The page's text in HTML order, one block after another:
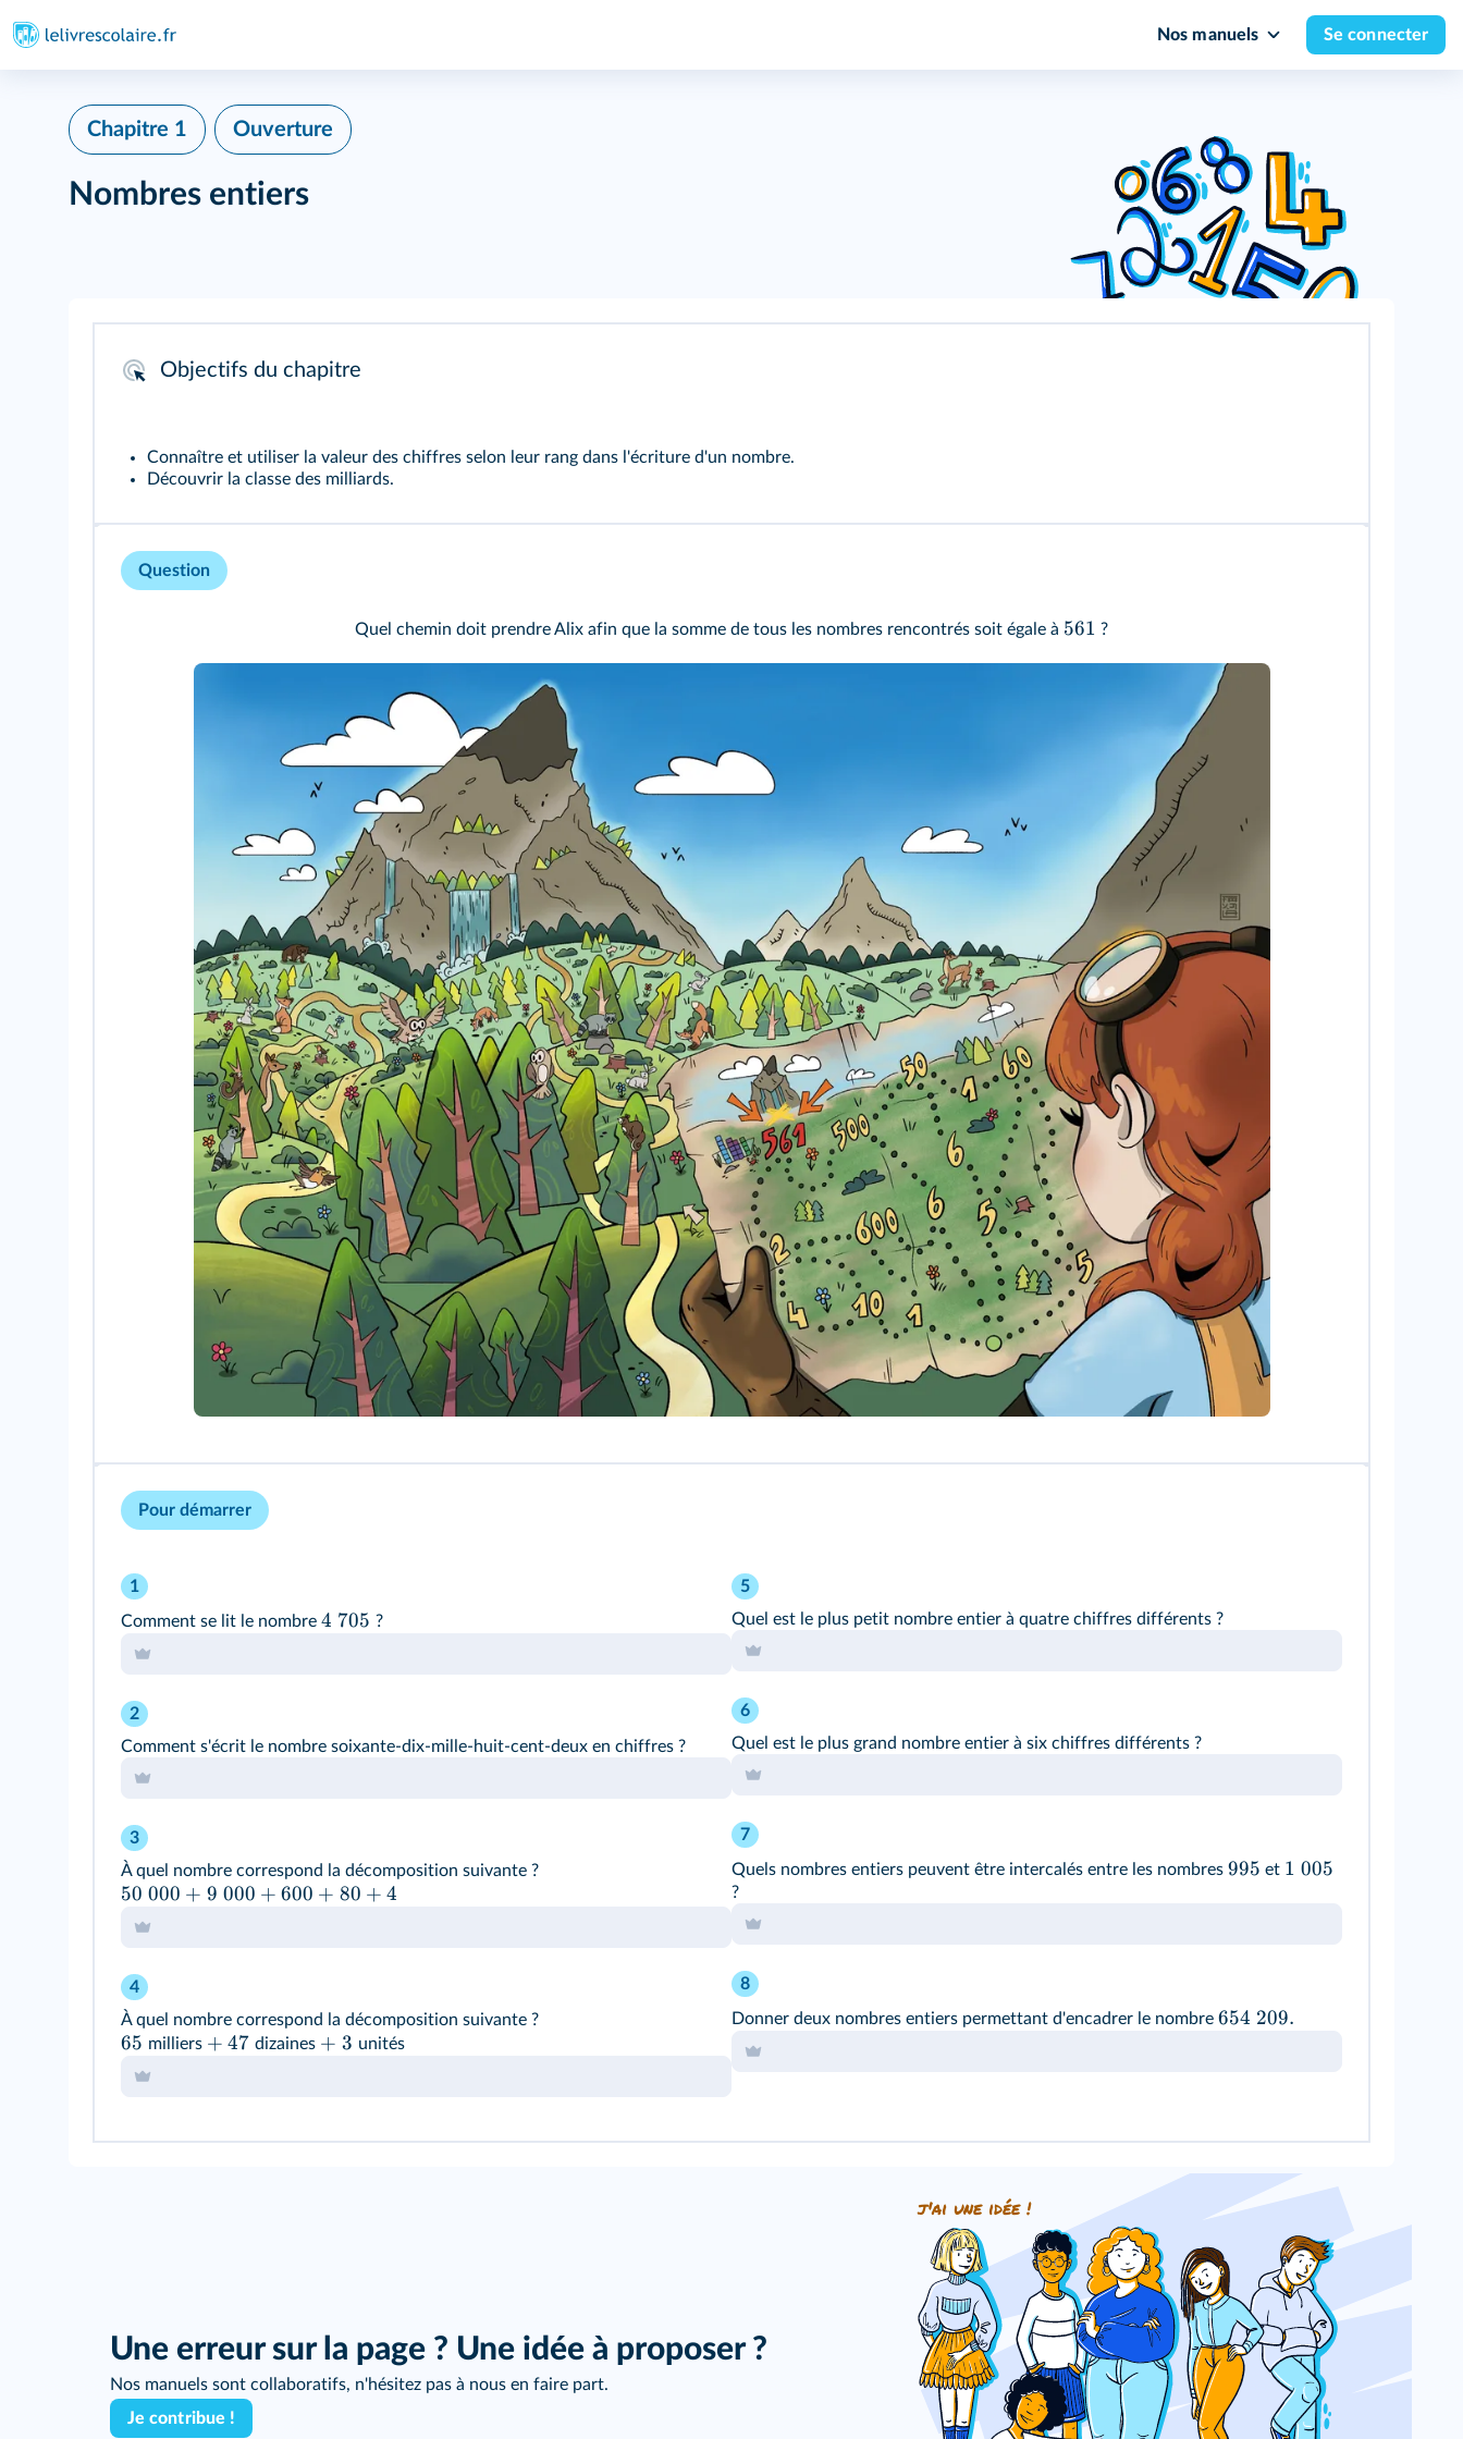
Nos manuels Se connecter
Chapitre 1 Ouverture
Nombres entiers
Objectifs du chapitre
Connaître et utiliser la valeur des chiffres selon leur rang dans l'écriture d'un nombre.
Découvrir la classe des milliards.
Question
Quel chemin doit prendre Alix afin que la somme de tous les nombres rencontrés soit égale à 561 ?
Pour démarrer
1
Comment se lit le nombre 4 705 ?
2
Comment s'écrit le nombre soixante-dix-mille-huit-cent-deux en chiffres ?
3
À quel nombre correspond la décomposition suivante ?
50 000 + 9 000 + 600 + 80 + 4
4
À quel nombre correspond la décomposition suivante ?
65 milliers + 47 dizaines + 3 unités
5
Quel est le plus petit nombre entier à quatre chiffres différents ?
6
Quel est le plus grand nombre entier à six chiffres différents ?
7
Quels nombres entiers peuvent être intercalés entre les nombres 995 et 1 005
?
8
Donner deux nombres entiers permettant d'encadrer le nombre 654 209.
Une erreur sur la page ? Une idée à proposer ?
Nos manuels sont collaboratifs, n'hésitez pas à nous en faire part.
Je contribue !
j'ai une idée !